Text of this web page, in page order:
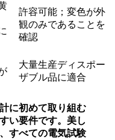
許容可能；変色が外
観のみであることを
確認
大量生産ディスポー
ザブル品に適合
に初めて取り組む
い要件です。美し
すべての電気試験